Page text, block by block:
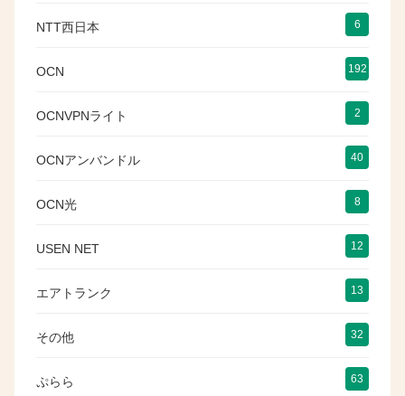
NTT西日本 6
OCN 192
OCNVPNライト 2
OCNアンバンドル 40
OCN光 8
USEN NET 12
エアトランク 13
その他 32
ぷらら 63